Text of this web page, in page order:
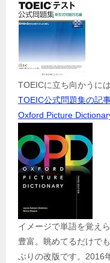
TOEICに立ち向かうに
TOEIC公式問題集の記
Oxford Picture
イメージで単語を覚え
豊富。眺めてるだけで
ぶりの改版です。2016